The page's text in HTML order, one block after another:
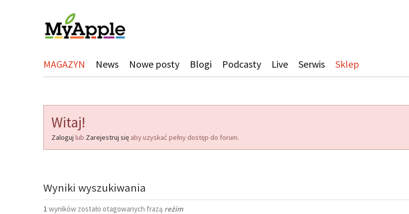
MAGAZYN News Nowe posty Blogi Podcasty Live Serwis Sklep
Witaj!
Zaloguj lub Zarejestruj się aby uzyskać pełny dostęp do forum.
Wyniki wyszukiwania
1 wyników zostało otagowanych frazą reżim